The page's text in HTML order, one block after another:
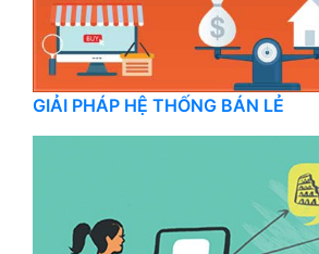
GIẢI PHÁP HỆ THỐNG BÁN LẺ